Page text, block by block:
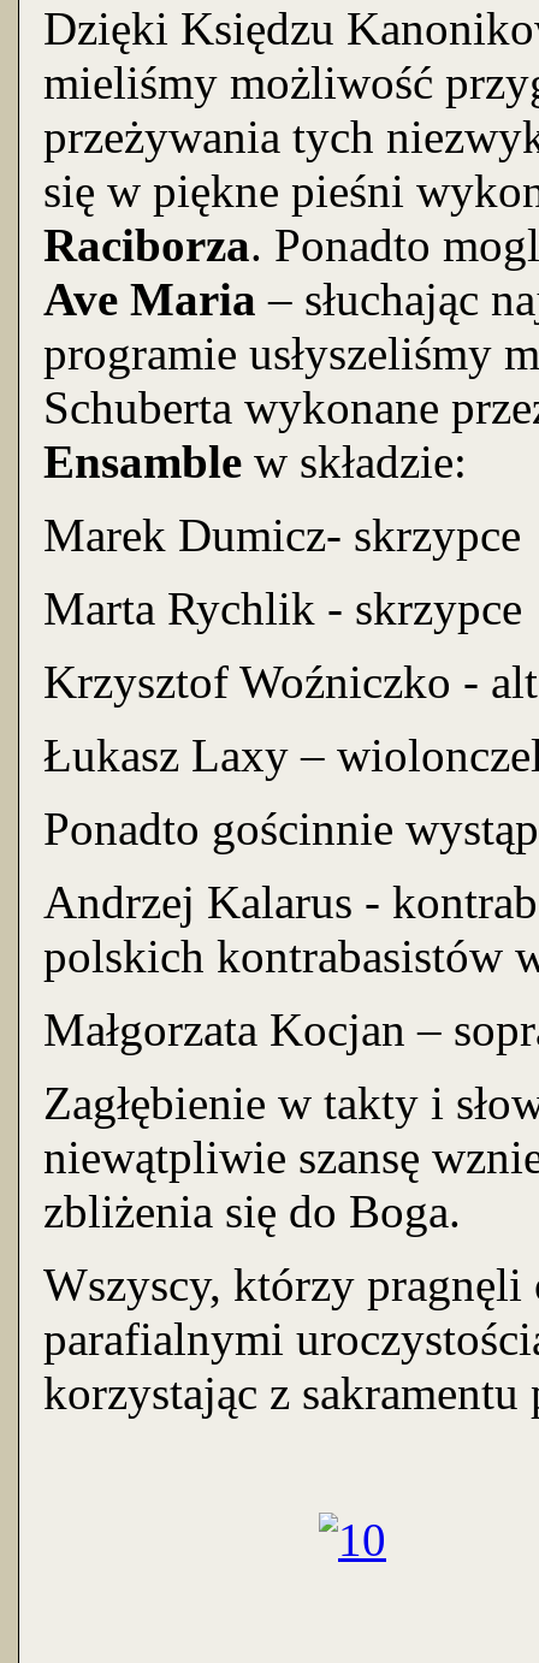
Dzięki Księdzu
mieliśmy możliwość
przeżywania tych
się w piękne pieśni
Raciborza. Ponadto
Ave Maria – słuchając
programie usłyszeliśmy
Schuberta wykonane
Ensamble w składzie:
Marek Dumicz- skrzypce
Marta Rychlik - skrzypce
Krzysztof Woźniczko -
Łukasz Laxy –
Ponadto gościnnie
Andrzej Kalarus -
polskich kontrabasistów
Małgorzata Kocjan –
Zagłębienie w takty i
niewątpliwie szansę
zbliżenia się do Boga.
Wszyscy, którzy pragnęli
parafialnymi
korzystając z